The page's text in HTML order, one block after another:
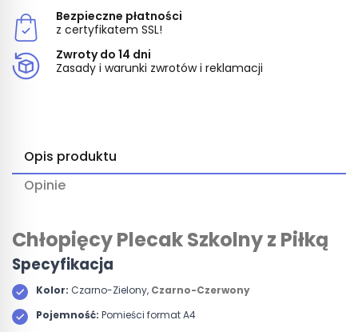
Bezpieczne płatności
z certyfikatem SSL!
Zwroty do 14 dni
Zasady i warunki zwrotów i reklamacji
Opis produktu
Opinie
Chłopięcy Plecak Szkolny z Piłką
Specyfikacja
Kolor: Czarno-Zielony, Czarno-Czerwony
Pojemność: Pomieści format A4